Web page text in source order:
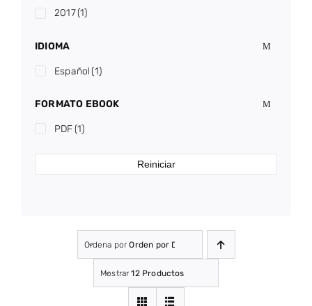
2017(1)
IDIOMA
Español (1)
FORMATO EBOOK
PDF(1)
Reiniciar
Ordena porOrden por Defecto
Mostrar12 Productos